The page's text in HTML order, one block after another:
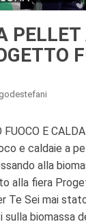
FUOCO E
e caldaie a
alla
alla fiera
Te Sei mai
sulla biomassa